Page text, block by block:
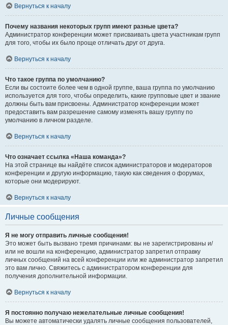
Вернуться к началу
Почему названия некоторых групп имеют разные цвета?
Администратор конференции может присваивать цвета участникам групп
для того, чтобы их было проще отличать друг от друга.
Вернуться к началу
Что такое группа по умолчанию?
Если вы состоите более чем в одной группе, ваша группа по умолчанию
используется для того, чтобы определить, какие групповые цвет и звание
должны быть вам присвоены. Администратор конференции может
предоставить вам разрешение самому изменять вашу группу по
умолчанию в личном разделе.
Вернуться к началу
Что означает ссылка «Наша команда»?
На этой странице вы найдёте список администраторов и модераторов
конференции и другую информацию, такую как сведения о форумах,
которые они модерируют.
Вернуться к началу
Личные сообщения
Я не могу отправить личные сообщения!
Это может быть вызвано тремя причинами: вы не зарегистрированы и/
или не вошли на конференцию, администратор запретил отправку
личных сообщений на всей конференции или же администратор запретил
это вам лично. Свяжитесь с администратором конференции для
получения дополнительной информации.
Вернуться к началу
Я постоянно получаю нежелательные личные сообщения!
Вы можете автоматически удалять личные сообщения пользователей,